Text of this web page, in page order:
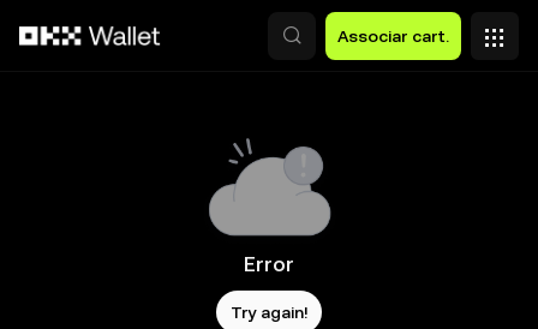
Associar cart.
Error
Try again!